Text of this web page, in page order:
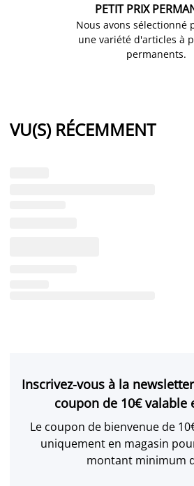
PETIT PRIX
Nous avons sélectionné
une variété d'articles à
permanents.
VU(S) RÉCEMMENT
Inscrivez-vous à la
coupon de 10€ valable
Le coupon de bienvenue de
uniquement en magasin
montant minimum